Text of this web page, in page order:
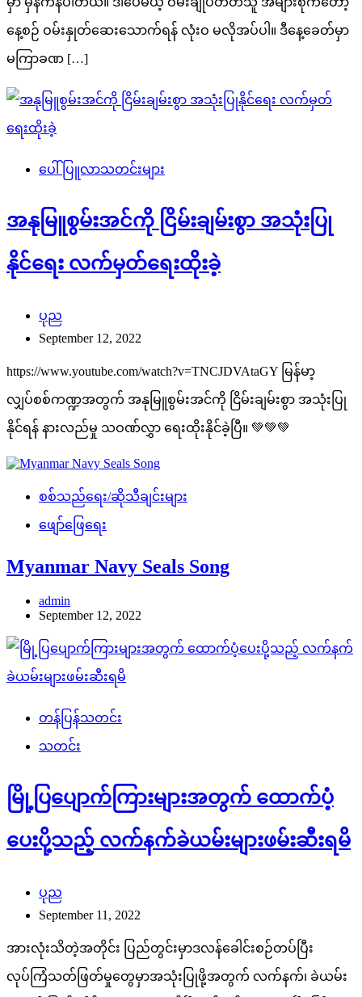
နေ့စဉ် ဝမ်းနှုတ်ဆေးသောက်ရန် လုံးဝ မလိုအပ်ပါ။ ဒီနေ့ခေတ်မှာ
မကြာခဏ […]
ပေါ်ပြူလာသတင်းများ
အနုမြူစွမ်းအင်ကို ငြိမ်းချမ်းစွာ အသုံးပြု
နိုင်ရေး လက်မှတ်ရေးထိုးခဲ့
ပုည
September 12, 2022
https://www.youtube.com/watch?v=TNCJDVAtaGY မြန်မာ့
လျှပ်စစ်ကဏ္ဍအတွက် အနုမြူစွမ်းအင်ကို ငြိမ်းချမ်းစွာ အသုံးပြု
နိုင်ရန် နားလည်မှု သဝဏ်လွှာ ရေးထိုးနိုင်ခဲ့ပြီ။ 💚💚💚
စစ်သည်ရေး/ဆိုသီချင်းများ
ဖျော်ဖြေရေး
Myanmar Navy Seals Song
admin
September 12, 2022
တန်ပြန်သတင်း
သတင်း
မြို့ပြပျောက်ကြားများအတွက် ထောက်ပံ့
ပေးပို့သည့် လက်နက်ခဲယမ်းများဖမ်းဆီးရမိ
ပုည
September 11, 2022
အားလုံးသိတဲ့အတိုင်း ပြည်တွင်းမှာဒလန်ခေါင်းစဉ်တပ်ပြီး
လုပ်ကြံသတ်ဖြတ်မှုတွေမှာအသုံးပြုဖို့အတွက် လက်နက်၊ ခဲယမ်း